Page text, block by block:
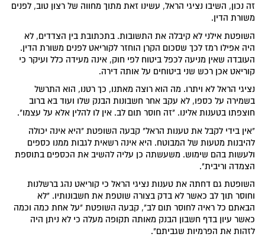
זה נכון, השיבו נציגי הראל, עשינו זאת מתוך מחווה של רצון טוב, לפנים
משורת הדין.
השופטת אילני לא קיבלה את התשובות. בתכתובת בין הצדדים, לא
היה אפילו רמז לכך שסכום הקרן הוחזר לקוריאט לפנים משורת הדין.
העובדה שאין מניעה לכפל ביטוח לפי חוק, אינה מעידה כלל ועיקר כי
קוריאט אכן רכש שני ביטוחים על אותה דירה.
נציגי הראל לא ויתרו. מה הוא רוצה מאתנו, כך רטנו, הוא התרשל
בשמירה על כספו, לא עקב אחר חשבונות הבנק שלו ועוד בא ברוב
חוצפתו בטענות אלינו. "זה חוסר תום לב. אין לו להלין אלא על עצמו".
"אין בידי לקבל את טענות הראל" קבעה השופטת "היא אינה יכולה
להיבנות מטעות של המבוטח. היא אינה רשאית לגבות ממנו כספים
ולעשות בהם שימוש. משעשתה כן עליה להשיב את הכספים בתוספת
הצמדה וריבית".
השופטת גם דחתה את טענות נציגי הראל כי קוריאט נהג ברשלנות
וחוסר תוך לב כאשר לא בדק בצורה שוטפת את חשבונותיו. "לא
הבאתם כל ראיה לחוסר תום לב", קבעה השופטת "על אחת כמה וכמה
כאשר עיון בדף חשבון הבנק מאותה תקופה מעלה כי לא ניתן היה
לזהות את הפרמיות שגביתם".